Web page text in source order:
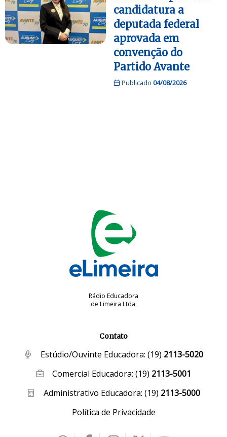
candidatura a
deputada federal
aprovada em
convenção do
Partido Avante
Publicado 04/08/2026
Rádio Educadora
de Limeira Ltda.
Contato
Estúdio/Ouvinte Educadora: (19) 2113-5020
Comercial Educadora:(19) 2113-5001
Administrativo Educadora: (19) 2113-5000
Política de Privacidade